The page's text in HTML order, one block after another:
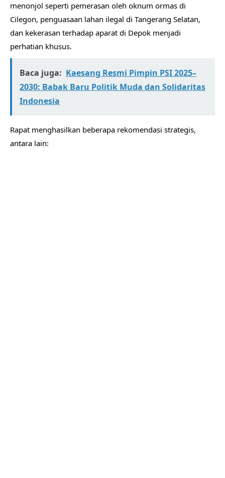
menonjol seperti pemerasan oleh oknum ormas di
Cilegon, penguasaan lahan ilegal di Tangerang Selatan,
dan kekerasan terhadap aparat di Depok menjadi
perhatian khusus.
Baca juga: Kaesang Resmi Pimpin PSI 2025–
2030: Babak Baru Politik Muda dan Solidaritas
Indonesia
Rapat menghasilkan beberapa rekomendasi strategis,
antara lain: